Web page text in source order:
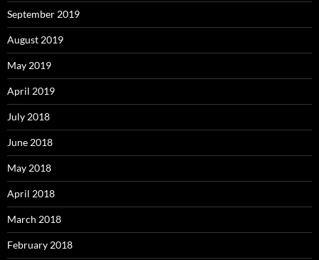
September 2019
August 2019
May 2019
April 2019
July 2018
June 2018
May 2018
April 2018
March 2018
February 2018